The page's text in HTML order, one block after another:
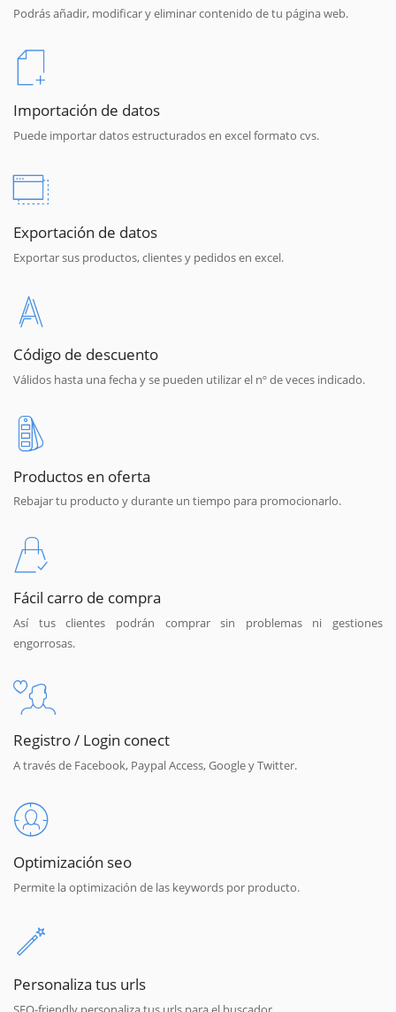
Podrás añadir, modificar y eliminar contenido de tu página web.
Importación de datos
Puede importar datos estructurados en excel formato cvs.
Exportación de datos
Exportar sus productos, clientes y pedidos en excel.
Código de descuento
Válidos hasta una fecha y se pueden utilizar el nº de veces indicado.
Productos en oferta
Rebajar tu producto y durante un tiempo para promocionarlo.
Fácil carro de compra
Así tus clientes podrán comprar sin problemas ni gestiones
engorrosas.
Registro / Login conect
A través de Facebook, Paypal Access, Google y Twitter.
Optimización seo
Permite la optimización de las keywords por producto.
Personaliza tus urls